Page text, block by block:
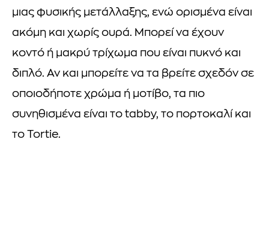
μιας φυσικής μετάλλαξης, ενώ ορισμένα είναι
ακόμη και χωρίς ουρά. Μπορεί να έχουν
κοντό ή μακρύ τρίχωμα που είναι πυκνό και
διπλό. Αν και μπορείτε να τα βρείτε σχεδόν σε
οποιοδήποτε χρώμα ή μοτίβο, τα πιο
συνηθισμένα είναι το tabby, το πορτοκαλί και
το Tortie.